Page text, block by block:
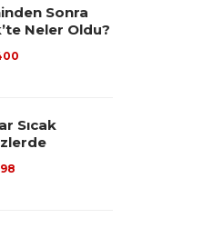
Sonra
Neler Oldu?
Sıcak